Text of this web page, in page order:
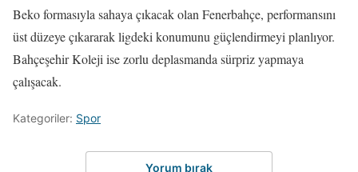
Beko formasıyla sahaya çıkacak olan Fenerbahçe, performansını
üst düzeye çıkararak ligdeki konumunu güçlendirmeyi planlıyor.
Bahçeşehir Koleji ise zorlu deplasmanda sürpriz yapmaya
çalışacak.
Kategoriler: Spor
Yorum bırak